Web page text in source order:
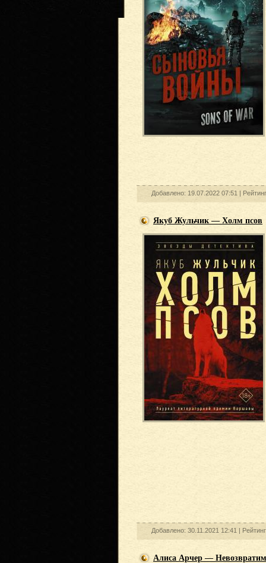
Добавлено: 19.07.2022 07:51 |
Якуб Жульчик — Холм псов
Добавлено: 30.11.2021 12:41 |
Алиса Арчер —